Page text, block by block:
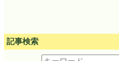
記事検索